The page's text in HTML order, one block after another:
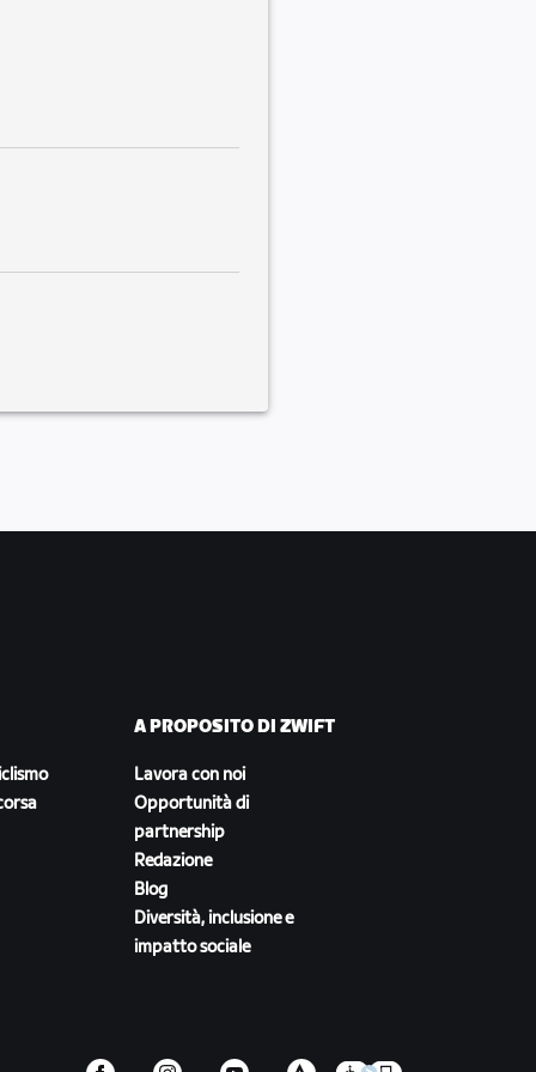
A PROPOSITO DI ZWIFT
Lavora con noi
Opportunità di
partnership
Redazione
Blog
Diversità, inclusione e
impatto sociale